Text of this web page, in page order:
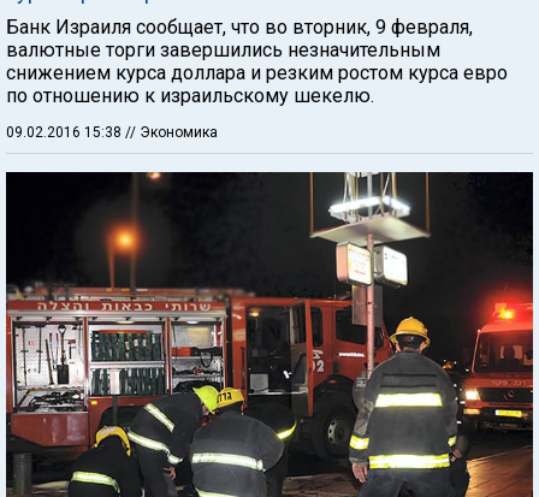
Банк Израиля сообщает, что во вторник, 9 февраля,
валютные торги завершились незначительным
снижением курса доллара и резким ростом курса евро
по отношению к израильскому шекелю.
09.02.2016 15:38 // Экономика